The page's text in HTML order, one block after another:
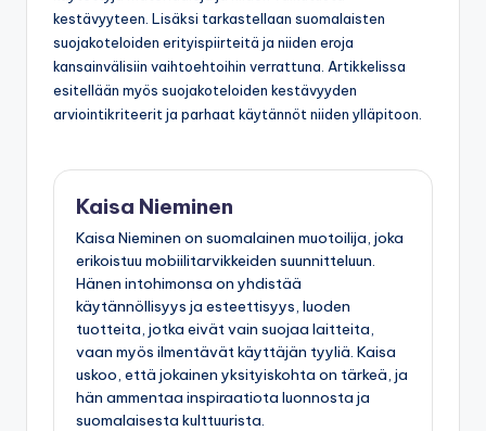
kestävyyteen. Lisäksi tarkastellaan suomalaisten
suojakoteloiden erityispiirteitä ja niiden eroja
kansainvälisiin vaihtoehtoihin verrattuna. Artikkelissa
esitellään myös suojakoteloiden kestävyyden
arviointikriteerit ja parhaat käytännöt niiden ylläpitoon.
Kaisa Nieminen
Kaisa Nieminen on suomalainen muotoilija, joka
erikoistuu mobiilitarvikkeiden suunnitteluun.
Hänen intohimonsa on yhdistää
käytännöllisyys ja esteettisyys, luoden
tuotteita, jotka eivät vain suojaa laitteita,
vaan myös ilmentävät käyttäjän tyyliä. Kaisa
uskoo, että jokainen yksityiskohta on tärkeä, ja
hän ammentaa inspiraatiota luonnosta ja
suomalaisesta kulttuurista.